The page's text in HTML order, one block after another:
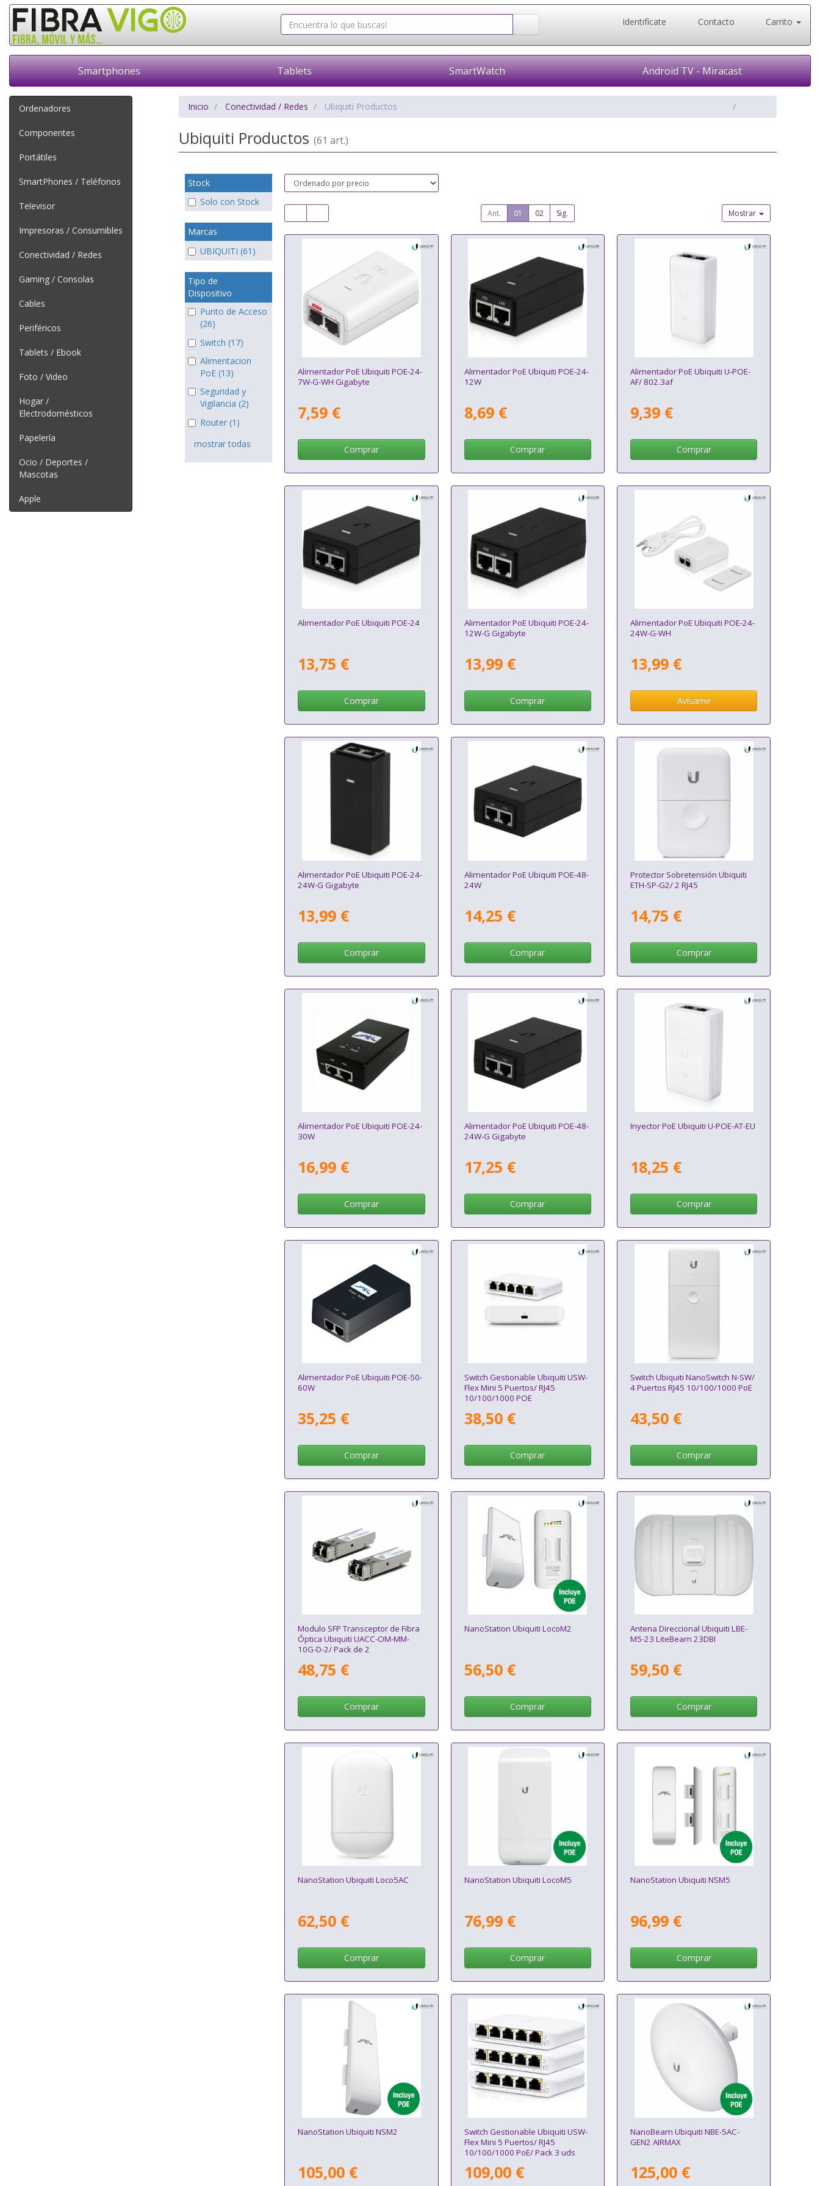
Identifícate Contacto Carrito
Smartphones Tablets SmartWatch Android TV - Miracast
Ordenadores
Componentes
Portátiles
SmartPhones / Teléfonos
Televisor
Impresoras / Consumibles
Conectividad / Redes
Gaming / Consolas
Cables
Periféricos
Tablets / Ebook
Foto / Video
Hogar /
Electrodomésticos
Papelería
Ocio / Deportes /
Mascotas
Apple
Inicio Conectividad / Redes Ubiquiti Productos
Ubiquiti Productos (61 art.)
Stock
Solo con Stock
Marcas
UBIQUITI (61)
Tipo de
Dispositivo
Punto de Acceso
(26)
Switch (17)
Alimentacion
PoE (13)
Seguridad y
Vigilancia (2)
Router (1)
mostrar todas
Ant. 01 02 Sig. Mostrar
Alimentador PoE Ubiquiti POE-24-
7W-G-WH Gigabyte
7,59 €
Comprar
Alimentador PoE Ubiquiti POE-24-
12W
8,69 €
Comprar
Alimentador PoE Ubiquiti U-POE-
AF/ 802.3af
9,39 €
Comprar
Alimentador PoE Ubiquiti POE-24
13,75 €
Comprar
Alimentador PoE Ubiquiti POE-24-
12W-G Gigabyte
13,99 €
Comprar
Alimentador PoE Ubiquiti POE-24-
24W-G-WH
13,99 €
Avísame
Alimentador PoE Ubiquiti POE-24-
24W-G Gigabyte
13,99 €
Comprar
Alimentador PoE Ubiquiti POE-48-
24W
14,25 €
Comprar
Protector Sobretensión Ubiquiti
ETH-SP-G2/ 2 RJ45
14,75 €
Comprar
Alimentador PoE Ubiquiti POE-24-
30W
16,99 €
Comprar
Alimentador PoE Ubiquiti POE-48-
24W-G Gigabyte
17,25 €
Comprar
Inyector PoE Ubiquiti U-POE-AT-EU
18,25 €
Comprar
Alimentador PoE Ubiquiti POE-50-
60W
35,25 €
Comprar
Switch Gestionable Ubiquiti USW-
Flex Mini 5 Puertos/ RJ45
10/100/1000 POE
38,50 €
Comprar
Switch Ubiquiti NanoSwitch N-SW/
4 Puertos RJ45 10/100/1000 PoE
43,50 €
Comprar
Modulo SFP Transceptor de Fibra
Óptica Ubiquiti UACC-OM-MM-
10G-D-2/ Pack de 2
48,75 €
Comprar
NanoStation Ubiquiti LocoM2
56,50 €
Comprar
Antena Direccional Ubiquiti LBE-
M5-23 LiteBeam 23DBI
59,50 €
Comprar
NanoStation Ubiquiti Loco5AC
62,50 €
Comprar
NanoStation Ubiquiti LocoM5
76,99 €
Comprar
NanoStation Ubiquiti NSM5
96,99 €
Comprar
NanoStation Ubiquiti NSM2
105,00 €
Switch Gestionable Ubiquiti USW-
Flex Mini 5 Puertos/ RJ45
10/100/1000 PoE/ Pack 3 uds
109,00 €
NanoBeam Ubiquiti NBE-5AC-
GEN2 AIRMAX
125,00 €